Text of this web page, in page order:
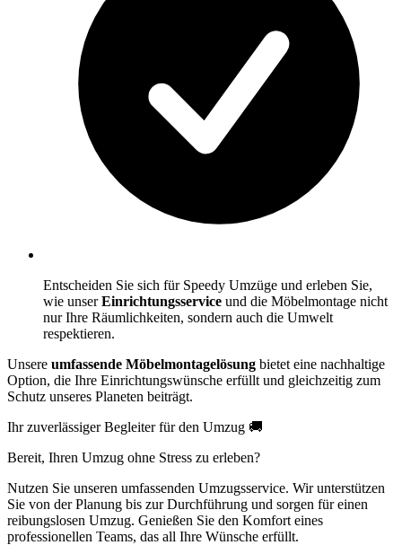
Entscheiden Sie sich für Speedy Umzüge und erleben Sie,
wie unserEinrichtungsservice und die Möbelmontage nicht
nur Ihre Räumlichkeiten, sondern auch die Umwelt
respektieren.
Unsere umfassende Möbelmontagelösung bietet eine nachhaltige
Option, die Ihre Einrichtungswünsche erfüllt und gleichzeitig zum
Schutz unseres Planeten beiträgt.
Ihr zuverlässiger Begleiter für den Umzug 🚚
Bereit, Ihren Umzug ohne Stress zu erleben?
Nutzen Sie unseren umfassenden Umzugsservice. Wir unterstützen
Sie von der Planung bis zur Durchführung und sorgen für einen
reibungslosen Umzug. Genießen Sie den Komfort eines
professionellen Teams, das all Ihre Wünsche erfüllt.